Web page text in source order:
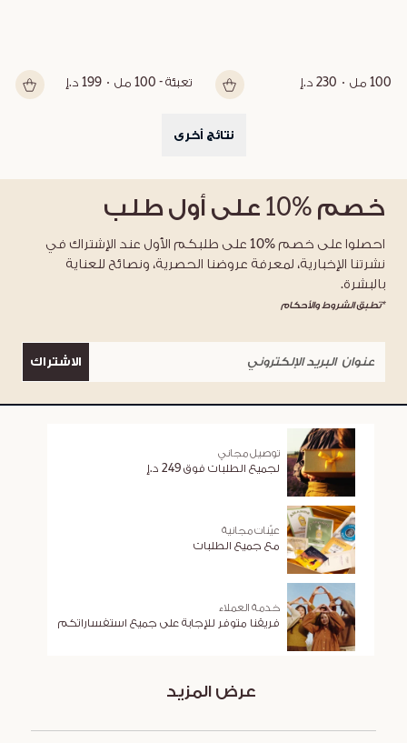
100 مل 230 د.إ تعبئة - 100 مل 199 د.إ
نتائج أخرى
خصم %10 على أول طلب
احصلوا على خصم %10 على طلبكم الأول عند الإشتراك في
نشرتنا الإخبارية، لمعرفة عروضنا الحصرية، ونصائح للعناية
بالبشرة.
*تطبق الشروط والأحكام
الاشتراك
توصيل مجاني
لجميع الطلبات فوق 249 د.إ
عيّنات مجانية
مع جميع الطلبات
خدمة العملاء
فريقنا متوفر للإجابة على جميع استفساراتكم
عرض المزيد